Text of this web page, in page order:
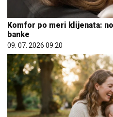
Komfor po meri klijenata:
banke
09. 07. 2026 09:20